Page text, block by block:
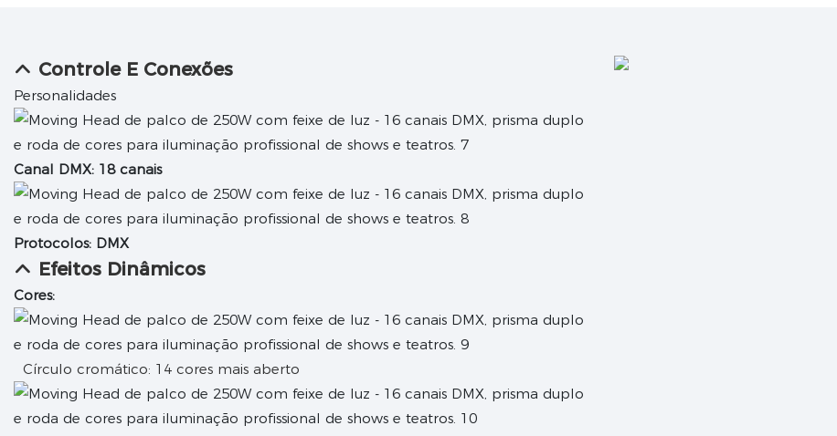
Controle E Conexões
Personalidades
Canal DMX: 18 canais
Protocolos: DMX
Efeitos Dinâmicos
Cores:
Círculo cromático: 14 cores mais aberto